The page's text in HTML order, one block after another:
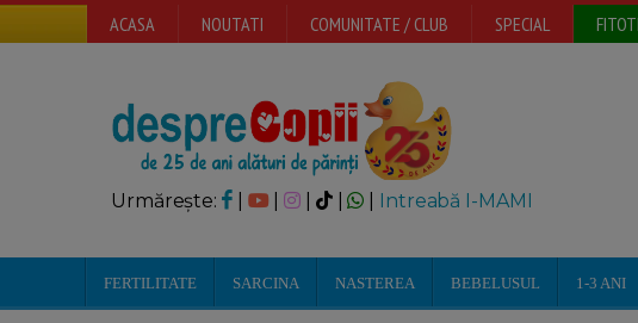
ACASA NOUTATI COMUNITATE / CLUB SPECIAL
Urmărește: | | Intreabă I-MAMI
FERTILITATE SARCINA NASTEREA BEBELUSUL 1-3 ANI